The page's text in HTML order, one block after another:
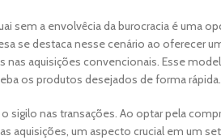
sem a envolvêcia da burocracia é uma
se destaca nesse cenário ao oferecer
aquisições convencionais. Esse
os produtos desejados de forma rápida.
sigilo nas transações. Ao optar pela
aquisições, um aspecto crucial em um